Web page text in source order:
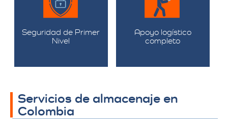
Seguridad de Primer
Nivel
Apoyo logístico
completo
Servicios de almacenaje en
Colombia